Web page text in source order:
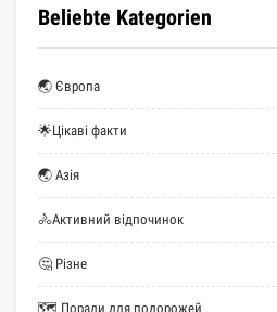
Beliebte Kategorien
🌏 Європа
🌟Цікаві факти
🌏 Азія
🚴Активний відпочинок
🤔 Різне
🗺 Поради для подорожей